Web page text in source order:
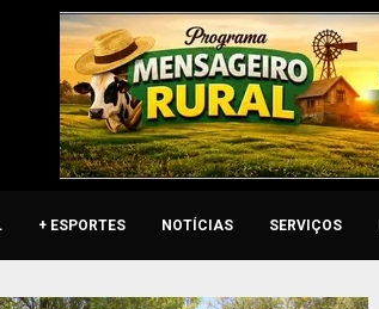
+ ESPORTES NOTÍCIAS SERVIÇOS